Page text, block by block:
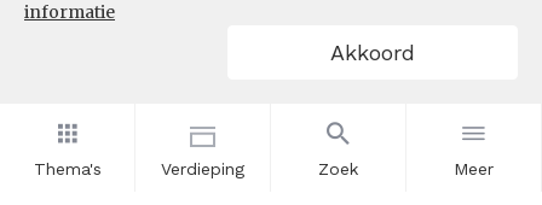
Thema's Verdieping Zoek Meer
informatie
Akkoord